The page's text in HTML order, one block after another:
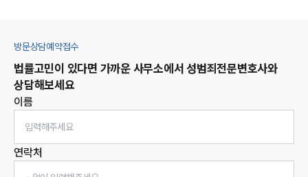
방문상담예약접수
법률고민이 있다면 가까운 사무소에서 성범죄전문변호사와
상담해보세요
이름
연락처